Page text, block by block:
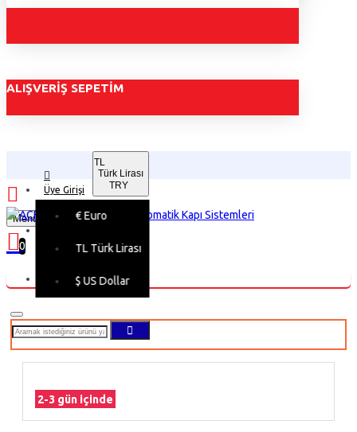
ALIŞVERIŞ SEPETIM
Üye Girişi
TL
Türk Lirası
TRY
€Euro
TL Türk Lirası
$ US Dollar
Menu
0
Alışveriş sepetiniz boş!
2-3 gün içinde